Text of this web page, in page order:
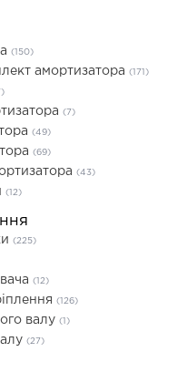
(150)
амортизатора (171)
(7)
(49)
(69)
(43)
(12)
(225)
(12)
(126)
валу (1)
(27)